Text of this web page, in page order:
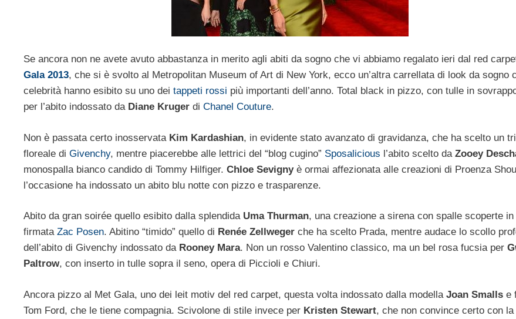
Se ancora non ne avete avuto abbastanza in merito agli abiti da sogno che vi abbiamo regalato ieri dal red
Gala 2013, che si è svolto al Metropolitan Museum of Art di New York, ecco un’altra carrellata di look da sogno
celebrità hanno esibito su uno dei tappeti rossi più importanti dell’anno. Total black in pizzo, con tulle in
per l’abito indossato da Diane Kruger di Chanel Couture.
Non è passata certo inosservata Kim Kardashian, in evidente stato avanzato di gravidanza, che ha scelto un
floreale di Givenchy, mentre piacerebbe alle lettrici del “blog cugino” Sposalicious l’abito scelto da Zooey
monospalla bianco candido di Tommy Hilfiger. Chloe Sevignyè ormai affezionata alle creazioni di Proenza
l’occasione ha indossato un abito blu notte con pizzo e trasparenze.
Abito da gran soirée quello esibito dalla splendida Uma Thurman, una creazione a sirena con spalle scoperte in
firmata Zac Posen. Abitino “timido” quello di Renée Zellweger che ha scelto Prada, mentre audace lo scollo
dell’abito di Givenchy indossato da Rooney Mara. Non un rosso Valentino classico, ma un bel rosa fucsia per
Paltrow, con inserto in tulle sopra il seno, opera di Piccioli e Chiuri.
Ancora pizzo al Met Gala, uno dei leit motiv del red carpet, questa volta indossato dalla modella Joan Smalls e
Tom Ford, che le tiene compagnia. Scivolone di stile invece per Kristen Stewart, che non convince certo con